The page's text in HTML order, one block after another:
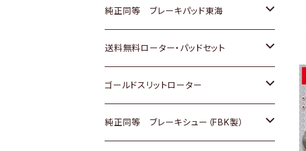
スバル
日野
三菱ふそう
ＢＭＷ
三菱
日野
三菱ふそう
日野
三菱ふそう
その他
マツダ
三菱
スバル
いすゞ
ダイハツ
マツダ
三菱
ダイハツ
マツダ
三菱
スズキ
日産
ダイハツ
マツダ
ホンダ
スズキ
日産
いすゞ
トヨタ
ホンダ
スズキ
日産
純正同等 ブレーキパッド東海
トヨタ
ホンダ
日産
送料無料ローター・パッドセット
トヨタ
ホンダ
ゴールドスリットローター
トヨタ
純正同等 ブレーキシュー（FBK製）